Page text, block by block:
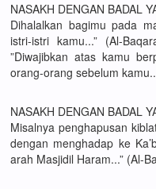
NASAKH DENGAN BADAL
Dihalalkan bagimu pada
istri-istri kamu...” (Al-
”Diwajibkan atas kamu
orang-orang sebelum
NASAKH DENGAN BADAL
Misalnya penghapusan
dengan menghadap ke
arah Masjidil Haram...” (Al-